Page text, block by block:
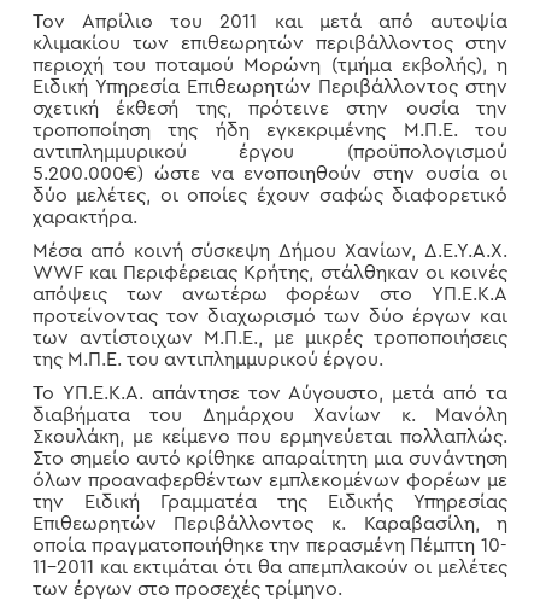
Τον Απρίλιο του 2011 και μετά από αυτοψία
κλιμακίου των επιθεωρητών περιβάλλοντος στην
περιοχή του ποταμού Μορώνη (τμήμα εκβολής), η
Ειδική Υπηρεσία Επιθεωρητών Περιβάλλοντος στην
σχετική έκθεσή της, πρότεινε στην ουσία την
τροποποίηση της ήδη εγκεκριμένης Μ.Π.Ε. του
αντιπλημμυρικού έργου (προϋπολογισμού
5.200.000€) ώστε να ενοποιηθούν στην ουσία οι
δύο μελέτες, οι οποίες έχουν σαφώς διαφορετικό
χαρακτήρα.
Μέσα από κοινή σύσκεψη Δήμου Χανίων, Δ.Ε.Υ.Α.Χ.
WWF και Περιφέρειας Κρήτης, στάλθηκαν οι κοινές
απόψεις των ανωτέρω φορέων στο ΥΠ.Ε.Κ.Α
προτείνοντας τον διαχωρισμό των δύο έργων και
των αντίστοιχων Μ.Π.Ε., με μικρές τροποποιήσεις
της Μ.Π.Ε. του αντιπλημμυρικού έργου.
Το ΥΠ.Ε.Κ.Α. απάντησε τον Αύγουστο, μετά από τα
διαβήματα του Δημάρχου Χανίων κ. Μανόλη
Σκουλάκη, με κείμενο που ερμηνεύεται πολλαπλώς.
Στο σημείο αυτό κρίθηκε απαραίτητη μια συνάντηση
όλων προαναφερθέντων εμπλεκομένων φορέων με
την Ειδική Γραμματέα της Ειδικής Υπηρεσίας
Επιθεωρητών Περιβάλλοντος κ. Καραβασίλη, η
οποία πραγματοποιήθηκε την περασμένη Πέμπτη 10-
11-2011 και εκτιμάται ότι θα απεμπλακούν οι μελέτες
των έργων στο προσεχές τρίμηνο.